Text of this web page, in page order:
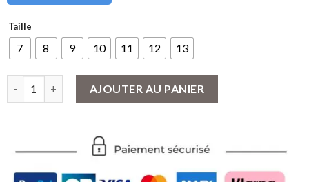
Taille
7 8 9 10 11 12 13
AJOUTER AU PANIER